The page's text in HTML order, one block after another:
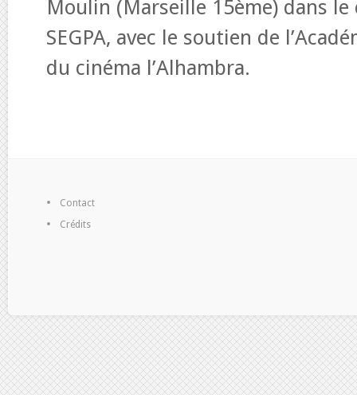
Moulin (Marseille 15ème) dans
SEGPA, avec le soutien de
du cinéma l’Alhambra.
Contact
Crédits